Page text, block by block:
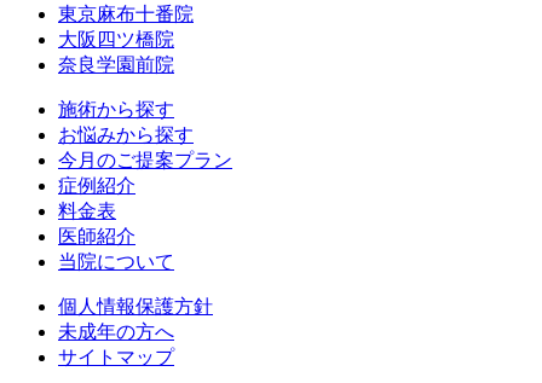
東京麻布十番院
大阪四ツ橋院
奈良学園前院
施術から探す
お悩みから探す
今月のご提案プラン
症例紹介
料金表
医師紹介
当院について
個人情報保護方針
未成年の方へ
サイトマップ